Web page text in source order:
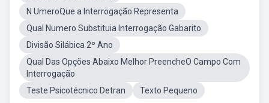
N UmeroQue a Interrogação Representa
Qual Numero Substituia Interrogação Gabarito
Divisão Silábica 2º Ano
Qual Das Opções Abaixo Melhor PreencheO Campo Com
Interrogação
Teste Psicotécnico Detran
Texto Pequeno